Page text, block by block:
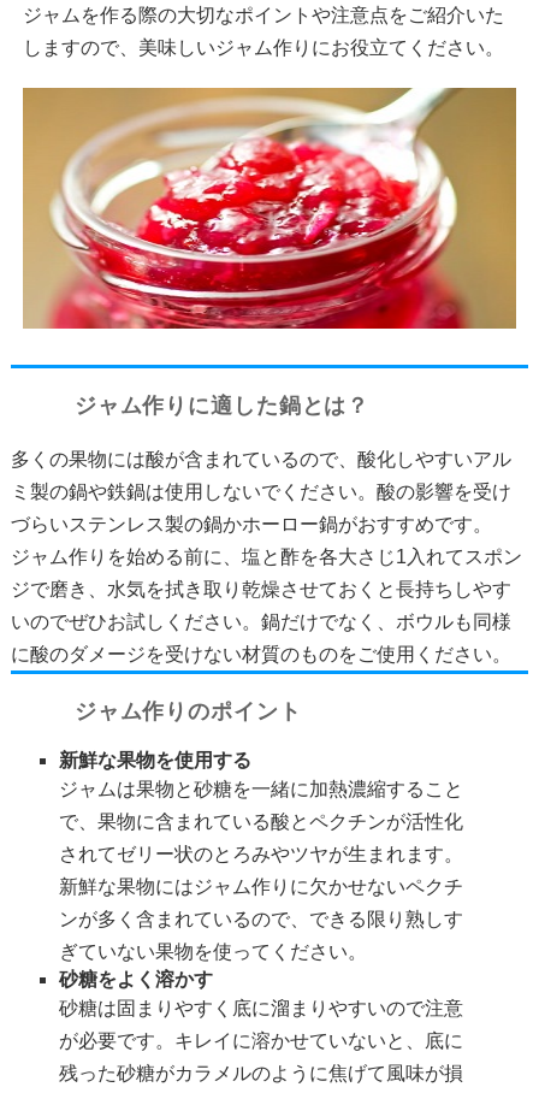
ジャムを作る際の大切なポイントや注意点をご紹介いた
しますので、美味しいジャム作りにお役立てください。
ジャム作りに適した鍋とは？
多くの果物には酸が含まれているので、酸化しやすいアル
ミ製の鍋や鉄鍋は使用しないでください。酸の影響を受け
づらいステンレス製の鍋かホーロー鍋がおすすめです。
ジャム作りを始める前に、塩と酢を各大さじ1入れてスポン
ジで磨き、水気を拭き取り乾燥させておくと長持ちしやす
いのでぜひお試しください。鍋だけでなく、ボウルも同様
に酸のダメージを受けない材質のものをご使用ください。
ジャム作りのポイント
新鮮な果物を使用する
ジャムは果物と砂糖を一緒に加熱濃縮すること
で、果物に含まれている酸とペクチンが活性化
されてゼリー状のとろみやツヤが生まれます。
新鮮な果物にはジャム作りに欠かせないペクチ
ンが多く含まれているので、できる限り熟しす
ぎていない果物を使ってください。
砂糖をよく溶かす
砂糖は固まりやすく底に溜まりやすいので注意
が必要です。キレイに溶かせていないと、底に
残った砂糖がカラメルのように焦げて風味が損